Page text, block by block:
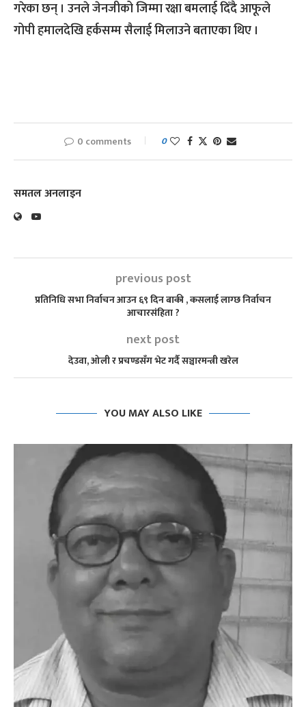
गरेका छन् । उनले जेनजीको जिम्मा रक्षा बमलाई दिँदै आफूले
गोपी हमालदेखि हर्कसम्म सैलाई मिलाउने बताएका थिए ।
0 comments 0
समतल अनलाइन
previous post
प्रतिनिधि सभा निर्वाचन आउन ६९ दिन बाकी , कसलाई लाग्छ निर्वाचन
आचारसंहिता ?
next post
देउवा, ओली र प्रचण्डसँग भेट गर्दै सञ्चारमन्त्री खरेल
YOU MAY ALSO LIKE